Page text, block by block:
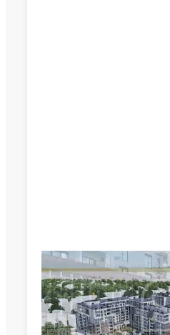
Vreau sa